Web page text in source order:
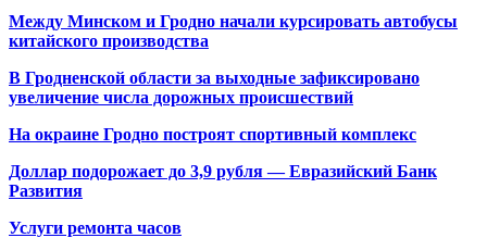
Между Минском и Гродно начали курсировать автобусы
китайского производства
В Гродненской области за выходные зафиксировано
увеличение числа дорожных происшествий
На окраине Гродно построят спортивный комплекс
Доллар подорожает до 3,9 рубля — Евразийский Банк
Развития
Услуги ремонта часов